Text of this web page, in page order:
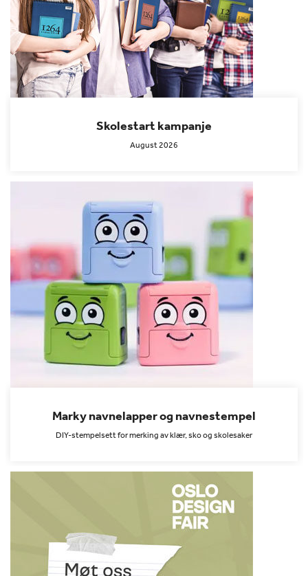
Skolestart kampanje
August 2026
Marky navnelapper og navnestempel
DIY-stempelsett for merking av klær, sko og skolesaker